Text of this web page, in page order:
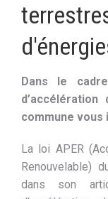
Dans le
commune vous
La loi APER
Renouvelable)
dans son